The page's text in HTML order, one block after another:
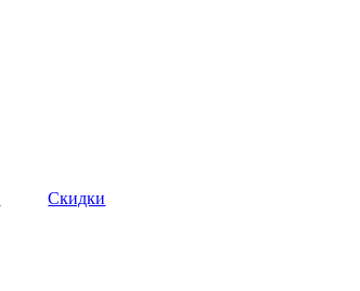
Скидки